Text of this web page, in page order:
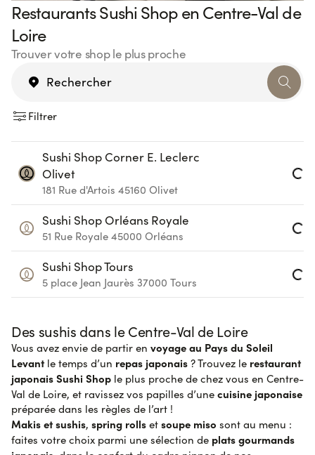
Restaurants Sushi Shop en Centre-Val de
Loire
Trouver votre shop le plus proche
Filtrer
Sushi Shop Corner E. Leclerc
Olivet
181 Rue d'Artois 45160 Olivet Loading...
Sushi Shop Orléans Royale
51 Rue Royale 45000 Orléans Loading...
Sushi Shop Tours
5 place Jean Jaurès 37000 Tours Loading...
Des sushis dans le Centre-Val de Loire
Vous avez envie de partir en voyage au Pays du Soleil
Levant le temps d’un repas japonais ? Trouvez le restaurant
japonais Sushi Shop le plus proche de chez vous en Centre-
Val de Loire, et ravissez vos papilles d’une cuisine japonaise
préparée dans les règles de l’art !
Makis et sushis, spring rolls et soupe miso sont au menu :
faites votre choix parmi une sélection de plats gourmands